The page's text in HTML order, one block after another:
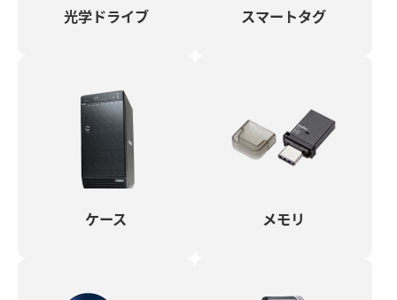
光学ドライブ スマートタグ
ケース メモリ